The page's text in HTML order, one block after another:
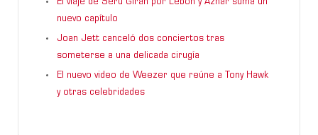
El viaje de Serú Girán por Lebón y Aznar suma un
nuevo capítulo
Joan Jett canceló dos conciertos tras
someterse a una delicada cirugía
El nuevo video de Weezer que reúne a Tony Hawk
y otras celebridades